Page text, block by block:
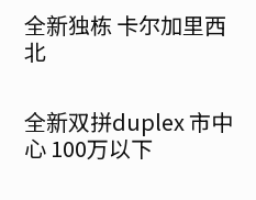
全新独栋 卡尔加里西
北
全新双拼duplex 市中
心 100万以下